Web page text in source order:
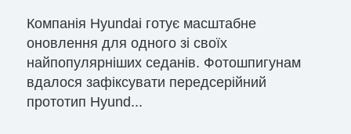
Компанія Hyundai готує масштабне
оновлення для одного зі своїх
найпопулярніших седанів. Фотошпигунам
вдалося зафіксувати передсерійний
прототип Hyund...